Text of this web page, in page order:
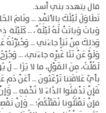
قال يتهدد بني أسد.
تَطَاوَلَ لَيْلُكَ بِالأثْمِدِ ... ونَامَ
وَباتَ وَباتَتْ لَهُ لَيْلَة ٌ، ... كَلَيْلَة
وَذلِكَ مِنْ نَبَأٍ جاءَني ... وَخُبِّرْتُهُ
وَلَوْ عَنْ نَثَا غَيْرِه جاءَني، ... وَجُرْحُ
لَقُلْتُ، مِنَ القَوْلِ، ما لا يَزَا ... لُ
بِأيِّ عَلاقَتِنا تَرْغَبُونَ ... أعَنْ دَمِ
فَإنْ تَدْفِنُوا الدَّاءَ لا نُخْفِهِ ...
فإنْ تَقْتُلُونا نُقَتِّلْكُمُ؛ ... وَإنْ